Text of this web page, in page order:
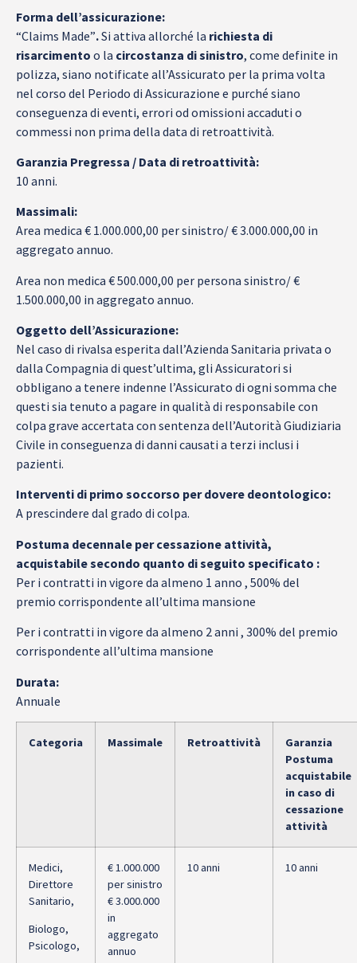
Forma dell’assicurazione:
“Claims Made”.Si attiva allorché la richiesta di
risarcimento o la circostanza di sinistro, come definite in
polizza, siano notificate all’Assicurato per la prima volta
nel corso del Periodo di Assicurazione e purché siano
conseguenza di eventi, errori od omissioni accaduti o
commessi non prima della data di retroattività.
Garanzia Pregressa / Data di retroattività:
10 anni.
Massimali:
Area medica € 1.000.000,00 per sinistro/ € 3.000.000,00 in
aggregato annuo.
Area non medica € 500.000,00 per persona sinistro/ €
1.500.000,00 in aggregato annuo.
Oggetto dell’Assicurazione:
Nel caso di rivalsa esperita dall’Azienda Sanitaria privata o
dalla Compagnia di quest’ultima, gli Assicuratori si
obbligano a tenere indenne l’Assicurato di ogni somma che
questi sia tenuto a pagare in qualità di responsabile con
colpa grave accertata con sentenza dell’Autorità Giudiziaria
Civile in conseguenza di danni causati a terzi inclusi i
pazienti.
Interventi di primo soccorso per dovere deontologico:
A prescindere dal grado di colpa.
Postuma decennale per cessazione attività,
acquistabile secondo quanto di seguito specificato :
Per i contratti in vigore da almeno 1 anno , 500% del
premio corrispondente all’ultima mansione
Per i contratti in vigore da almeno 2 anni , 300% del premio
corrispondente all’ultima mansione
Durata:
Annuale
Categoria Massimale Retroattività
Garanzia
Postuma
acquistabile
in caso di
cessazione
attività
Medici,
Direttore
Sanitario,
Biologo,
Psicologo,
€ 1.000.000
per sinistro
€ 3.000.000
in
aggregato
annuo
10 anni 10 anni